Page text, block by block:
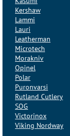
Kershaw
Lammi
Lauri
Leatherman
Microtech
Morakniv
Opinel
Polar
Puronvarsi
Rutland Cutlery
SOG
Victorinox
Viking Nordway